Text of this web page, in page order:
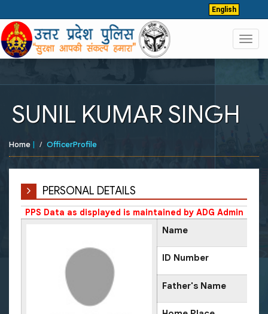
English
SUNIL KUMAR SINGH
Home | OfficerProfile
PERSONAL DETAILS
PPS Data as displayed is maintained by ADG Admin
Name
ID Number
Father's Name